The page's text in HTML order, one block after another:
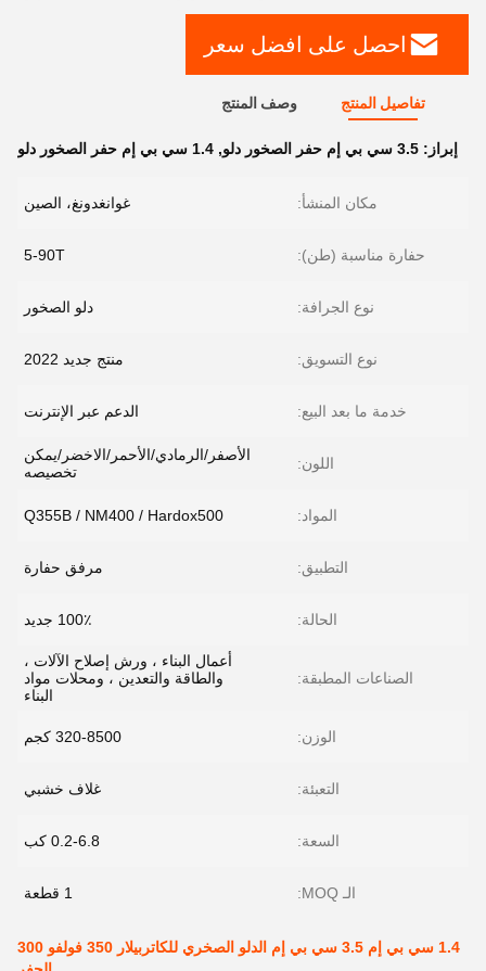
احصل على افضل سعر
تفاصيل المنتج وصف المنتج
إبراز: 3.5 سي بي إم حفر الصخور دلو , 1.4 سي بي إم حفر الصخور دلو
مكان المنشأ: غوانغدونغ، الصين
حفارة مناسبة (طن): 5-90T
نوع الجرافة: دلو الصخور
نوع التسويق: منتج جديد 2022
خدمة ما بعد البيع: الدعم عبر الإنترنت
اللون:
الأصفر/الرمادي/الأحمر/الاخضر/يمكن
تخصيصه
المواد: Q355B / NM400 / Hardox500
التطبيق: مرفق حفارة
الحالة: 100٪ جديد
الصناعات المطبقة:
أعمال البناء ، ورش إصلاح الآلات ،
والطاقة والتعدين ، ومحلات مواد
البناء
الوزن: 320-8500 كجم
التعبئة: غلاف خشبي
السعة: 0.2-6.8 كب
الـ MOQ: 1 قطعة
1.4 سي بي إم 3.5 سي بي إم الدلو الصخري للكاتربيلار 350 فولفو 300